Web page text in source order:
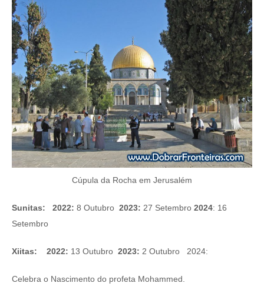
Cúpula da Rocha em Jerusalém
Sunitas: 2022: 8 Outubro 2023: 27 Setembro 2024: 16
Setembro
Xiitas: 2022: 13 Outubro 2023: 2 Outubro 2024:
Celebra o Nascimento do profeta Mohammed.